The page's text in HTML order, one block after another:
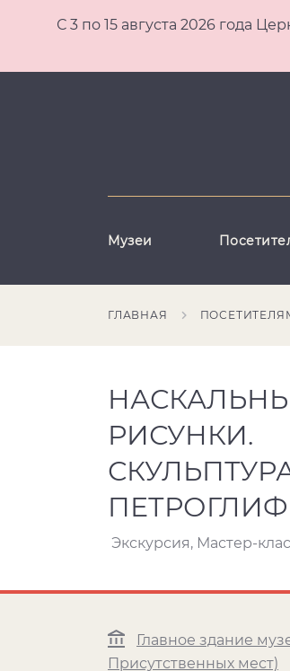
С 3 по 15 августа 2026 года
Музеи
ГЛАВНАЯ
РИСУНКИ.
Главное здание
Присутственных мест)